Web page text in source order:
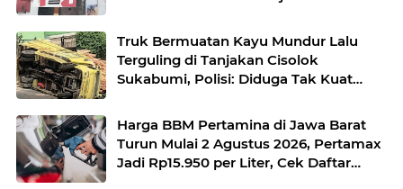
Truk Bermuatan Kayu Mundur Lalu
Terguling di Tanjakan Cisolok
Sukabumi, Polisi: Diduga Tak Kuat
Harga BBM Pertamina di Jawa Barat
Turun Mulai 2 Agustus 2026, Pertamax
Jadi Rp15.950 per Liter, Cek Daftar